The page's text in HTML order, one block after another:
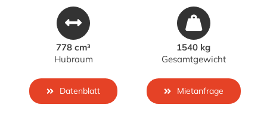
778 cm³
Hubraum
Datenblatt
1540 kg
Gesamtgewicht
Mietanfrage